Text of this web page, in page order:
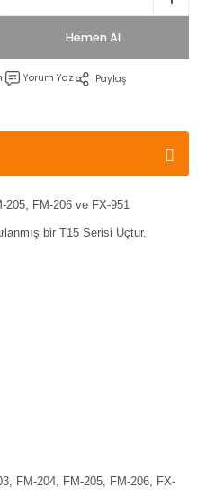
Hemen Al
Yorum Yaz Paylaş
205, FM-206 ve FX-951
bir T15 Serisi Uçtur.
FM-204, FM-205, FM-206, FX-